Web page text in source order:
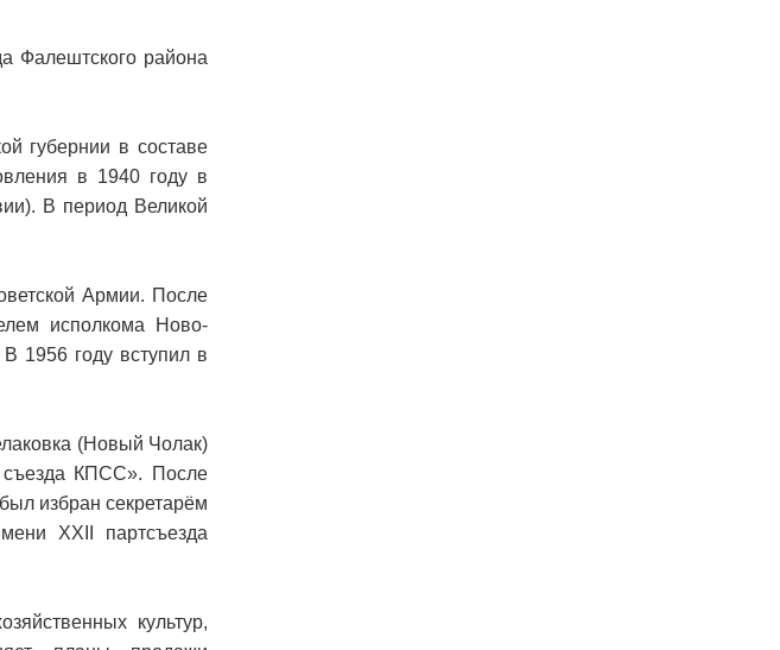
Фалештского района
губернии в составе
в 1940 году в
В период Великой
Армии. После
исполкома Ново-
1956 году вступил в
(Новый Чолак)
съезда КПСС». После
избран секретарём
XXII партсъезда
культур,